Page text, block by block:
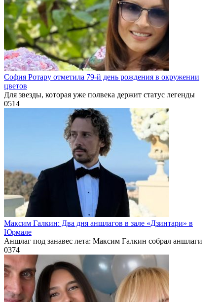
София Ротару отметила 79-й день рождения в окружении
цветов
Для звезды, которая уже полвека держит статус легенды
0514
Максим Галкин: Два дня аншлагов в зале «Дзинтари» в
Юрмале
Аншлаг под занавес лета: Максим Галкин собрал аншлаги
0374